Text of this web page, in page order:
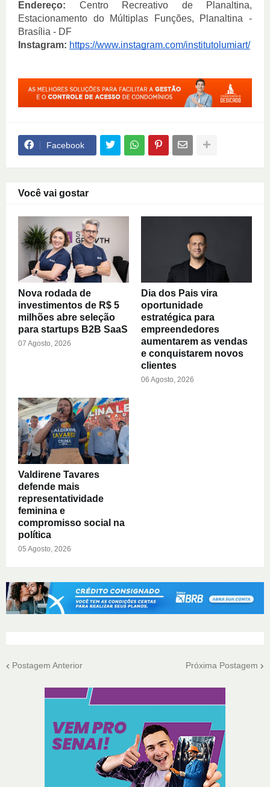
Endereço: Centro Recreativo de Planaltina,
Estacionamento do Múltiplas Funções, Planaltina -
Brasília - DF
Instagram: https://www.instagram.com/institutolumiart/
Facebook
Você vai gostar
Nova rodada de
investimentos de R$ 5
milhões abre seleção
para startups B2B SaaS
07 Agosto, 2026
Dia dos Pais vira
oportunidade
estratégica para
empreendedores
aumentarem as vendas
e conquistarem novos
clientes
06 Agosto, 2026
Valdirene Tavares
defende mais
representatividade
feminina e
compromisso social na
política
05 Agosto, 2026
Postagem Anterior Próxima Postagem